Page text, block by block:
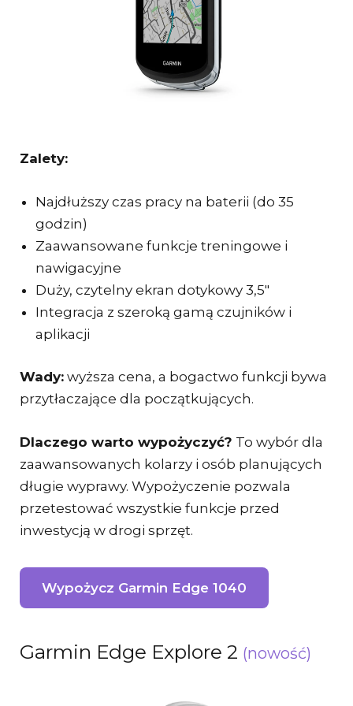
Zalety:
Najdłuższy czas pracy na baterii (do 35
godzin)
Zaawansowane funkcje treningowe i
nawigacyjne
Duży, czytelny ekran dotykowy 3,5″
Integracja z szeroką gamą czujników i
aplikacji
Wady: wyższa cena, a bogactwo funkcji bywa
przytłaczające dla początkujących.
Dlaczego warto wypożyczyć? To wybór dla
zaawansowanych kolarzy i osób planujących
długie wyprawy. Wypożyczenie pozwala
przetestować wszystkie funkcje przed
inwestycją w drogi sprzęt.
Wypożycz Garmin Edge 1040
Garmin Edge Explore 2 (nowość)